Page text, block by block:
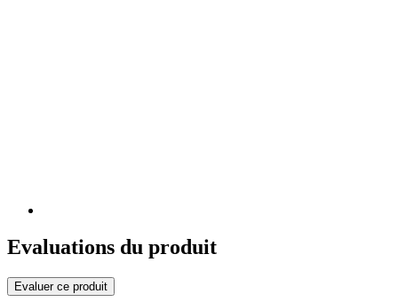
Evaluations du produit
Evaluer ce produit